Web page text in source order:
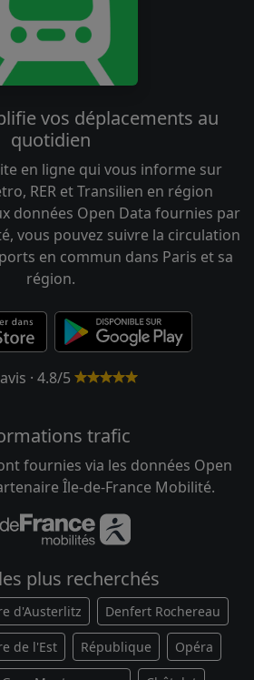
vos déplacements au
quotidien
en ligne qui vous informe sur
RER et Transilien en région
données Open Data fournies par
vous pouvez suivre la circulation
en commun dans Paris et sa
région.
· 4.8/5
trafic
fournies via les données Open
Île-de-France Mobilité.
plus recherchés
d'Austerlitz Denfert Rochereau
de l'Est République Opéra